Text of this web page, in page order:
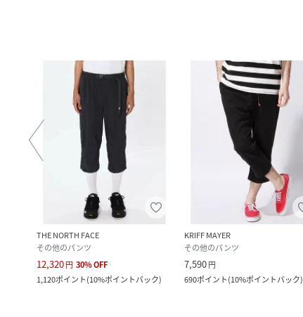
THE NORTH FACE
その他のパンツ
12,320円 30%OFF
1,120ポイント(10%ポイントバック)
KRIFF MAYER
その他のパンツ
7,590円
690ポイント(10%ポイントバック)